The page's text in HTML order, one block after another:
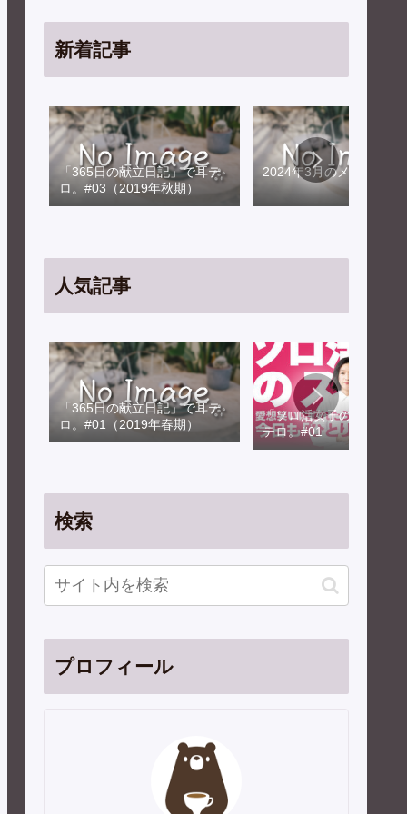
新着記事
「365日の献立日記」で耳テ
ロ。#03（2019年秋期）
2024年3月のメンテナン
人気記事
「365日の献立日記」で耳テ
ロ。#01（2019年春期）
「ソロ活女子のススメ」
テロ。#01
検索
プロフィール